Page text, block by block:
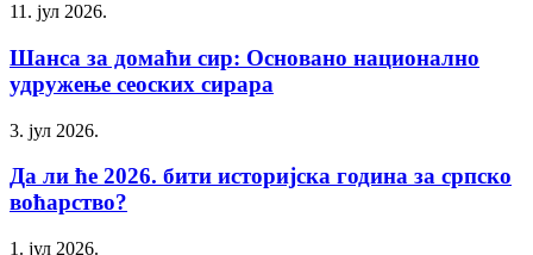
11. јул 2026.
Шанса за домаћи сир: Основано национално
удружење сеоских сирара
3. јул 2026.
Да ли ће 2026. бити историјска година за српско
воћарство?
1. јул 2026.